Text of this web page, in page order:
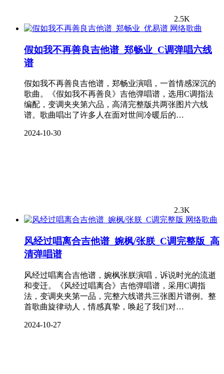
2.5K
网络歌曲
假如我不再善良吉他谱_郑畅业_C调弹唱六线
谱
假如我不再善良吉他谱，郑畅业演唱，一首情感深沉的
歌曲。《假如我不再善良》吉他弹唱谱，选用C调指法
编配，变调夹夹第六品，高清完整版共两张图片六线
谱。歌曲唱出了许多人在面对世间冷暖后的…
2024-10-30
2.3K
网络歌曲
风经过唱离合吉他谱_婉枫/张朕_C调完整版_高
清弹唱谱
风经过唱离合吉他谱，婉枫张朕演唱，诉说时光的流逝
和变迁。《风经过唱离合》吉他弹唱谱，采用C调指
法，变调夹夹第一品，完整六线谱共三张图片谱例。整
首歌曲旋律动人，情感真挚，唤起了我们对…
2024-10-27